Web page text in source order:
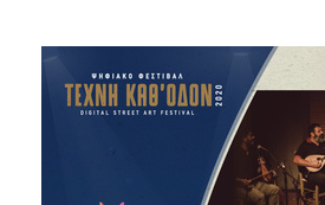
2012
2011
2010